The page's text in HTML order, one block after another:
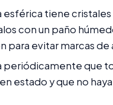
esférica tiene
con un paño
para evitar marcas de
que
estado y que no